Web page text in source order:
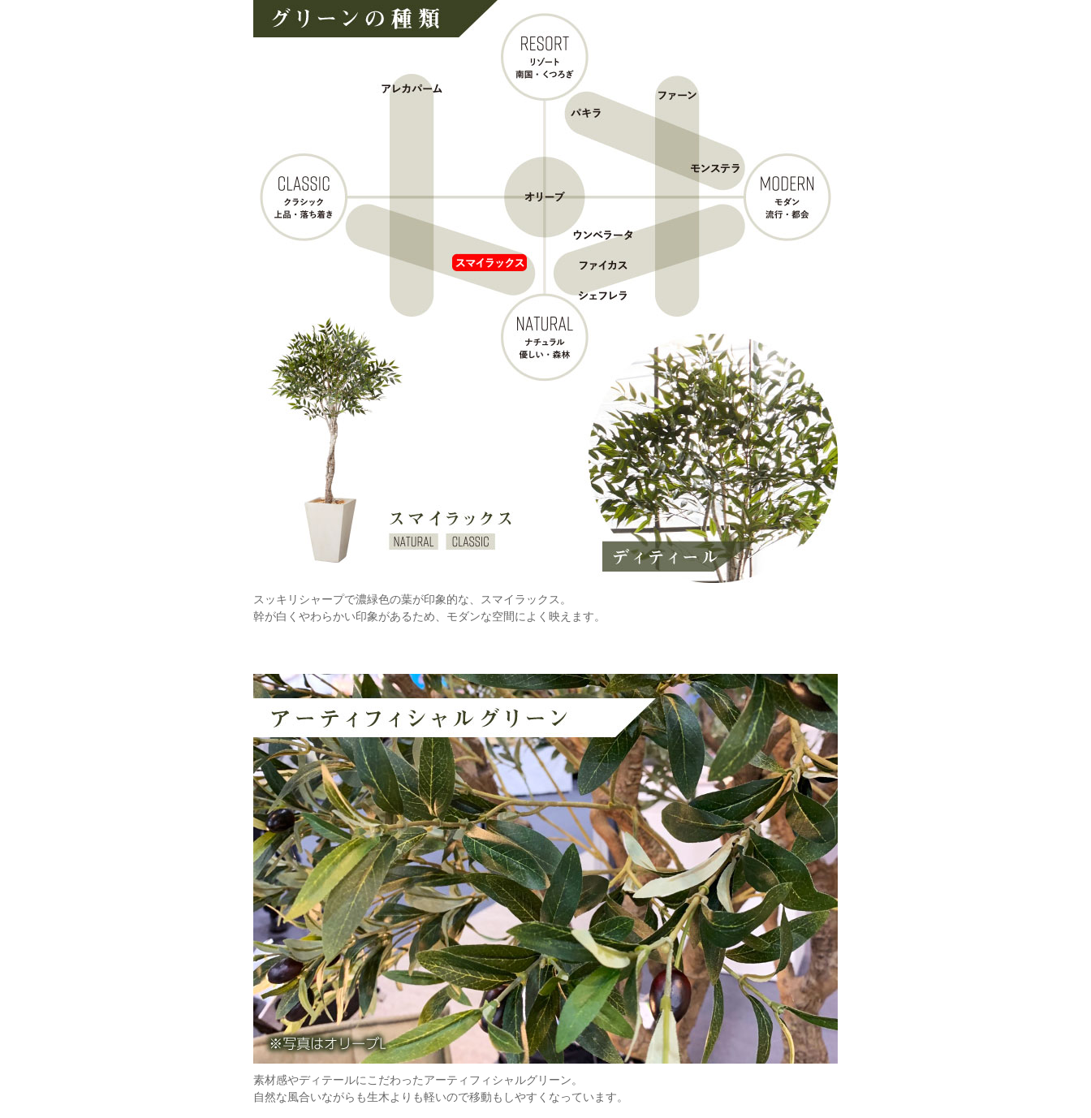
スッキリシャープで濃緑色の葉が印象的な、スマイラックス。
幹が白くやわらかい印象があるため、モダンな空間によく映えます。
素材感やディテールにこだわったアーティフィシャルグリーン。
自然な風合いながらも生木よりも軽いので移動もしやすくなっています。